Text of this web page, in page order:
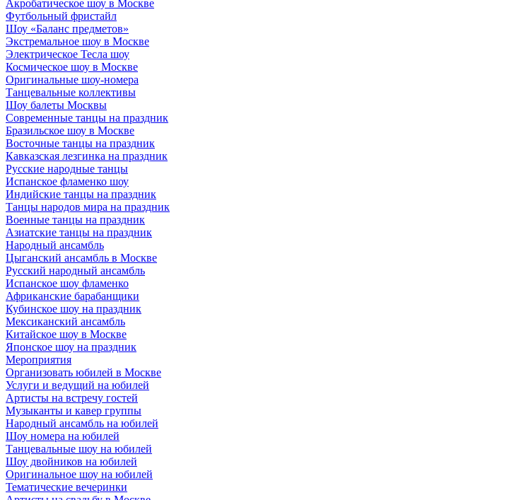
Акробатическое шоу в Москве
Футбольный фристайл
Шоу «Баланс предметов»
Экстремальное шоу в Москве
Электрическое Тесла шоу
Космическое шоу в Москве
Оригинальные шоу-номера
Танцевальные коллективы
Шоу балеты Москвы
Современные танцы на праздник
Бразильское шоу в Москве
Восточные танцы на праздник
Кавказская лезгинка на праздник
Русские народные танцы
Испанское фламенко шоу
Индийские танцы на праздник
Танцы народов мира на праздник
Военные танцы на праздник
Азиатские танцы на праздник
Народный ансамбль
Цыганский ансамбль в Москве
Русский народный ансамбль
Испанское шоу фламенко
Африканские барабанщики
Кубинское шоу на праздник
Мексиканский ансамбль
Китайское шоу в Москве
Японское шоу на праздник
Мероприятия
Организовать юбилей в Москве
Услуги и ведущий на юбилей
Артисты на встречу гостей
Музыканты и кавер группы
Народный ансамбль на юбилей
Шоу номера на юбилей
Танцевальные шоу на юбилей
Шоу двойников на юбилей
Оригинальное шоу на юбилей
Тематические вечеринки